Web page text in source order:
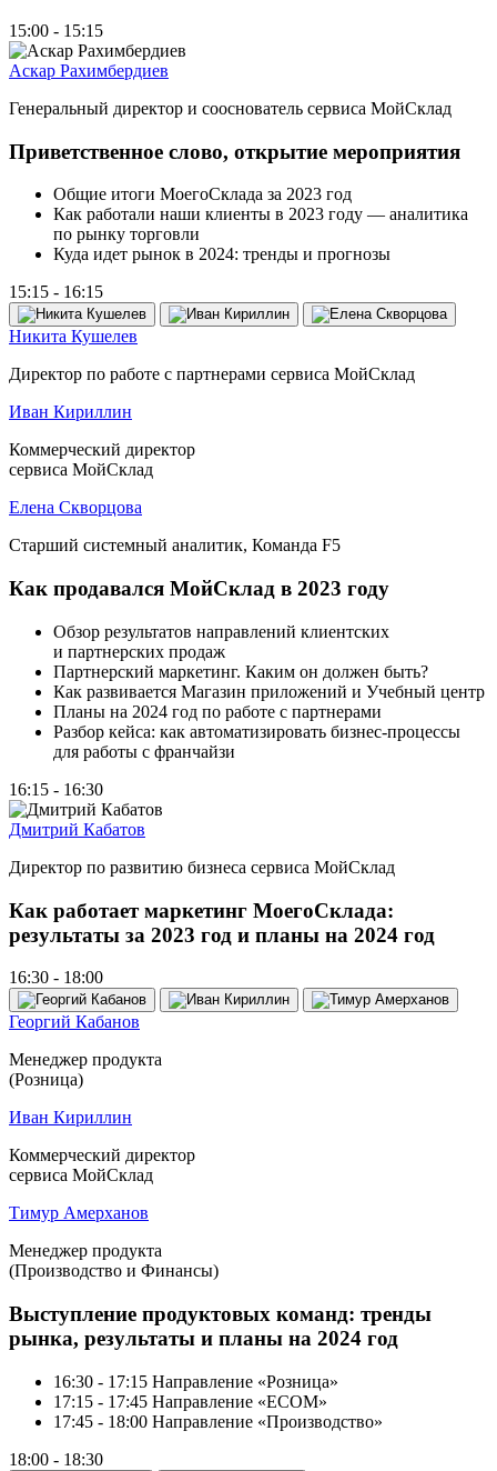
15:00 - 15:15
Аскар Рахимбердиев
Генеральный директор и сооснователь сервиса МойСклад
Приветственное слово, открытие мероприятия
Общие итоги МоегоСклада за 2023 год
Как работали наши клиенты в 2023 году — аналитика
по рынку торговли
Куда идет рынок в 2024: тренды и прогнозы
15:15 - 16:15
Никита Кушелев
Директор по работе с партнерами сервиса МойСклад
Иван Кириллин
Коммерческий директор
сервиса МойСклад
Елена Скворцова
Старший системный аналитик, Команда F5
Как продавался МойСклад в 2023 году
Обзор результатов направлений клиентских
и партнерских продаж
Партнерский маркетинг. Каким он должен быть?
Как развивается Магазин приложений и Учебный центр
Планы на 2024 год по работе с партнерами
Разбор кейса: как автоматизировать бизнес-процессы
для работы с франчайзи
16:15 - 16:30
Дмитрий Кабатов
Директор по развитию бизнеса сервиса МойСклад
Как работает маркетинг МоегоСклада:
результаты за 2023 год и планы на 2024 год
16:30 - 18:00
Георгий Кабанов
Менеджер продукта
(Розница)
Иван Кириллин
Коммерческий директор
сервиса МойСклад
Тимур Амерханов
Менеджер продукта
(Производство и Финансы)
Выступление продуктовых команд: тренды
рынка, результаты и планы на 2024 год
16:30 - 17:15 Направление «Розница»
17:15 - 17:45 Направление «ECOM»
17:45 - 18:00 Направление «Производство»
18:00 - 18:30